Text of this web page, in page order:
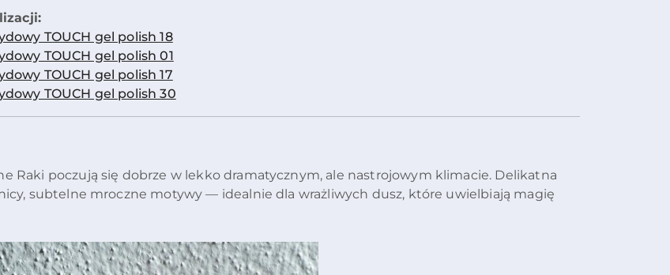
TOUCH gel polish 18
TOUCH gel polish 01
TOUCH gel polish 17
TOUCH gel polish 30
Raki poczują się dobrze w lekko dramatycznym, ale nastrojowym klimacie. Delikatna
subtelne mroczne motywy — idealnie dla wrażliwych dusz, które uwielbiają magię